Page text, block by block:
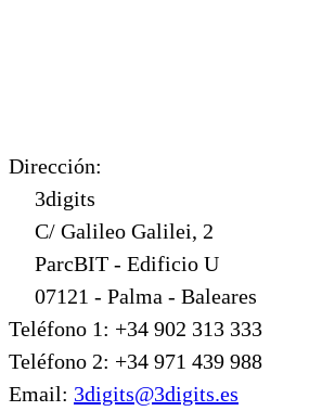
Dirección:
3digits
C/ Galileo Galilei, 2
ParcBIT - Edificio U
07121 - Palma - Baleares
Teléfono 1: +34 902 313 333
Teléfono 2: +34 971 439 988
Email: 3digits@3digits.es